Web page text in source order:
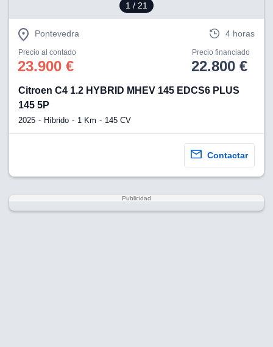
1 / 21
Pontevedra 4 horas
Precio al contado
23.900 €
Precio financiado
22.800 €
Citroen C4 1.2 HYBRID MHEV 145 EDCS6 PLUS
145 5P
2025 Híbrido 1 Km 145 CV
Contactar